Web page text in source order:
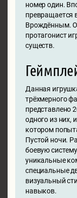
номер один.
превращается
Врождённым.
протагонист
существ.
Данная
трёхмерного
представлено
одного из них,
котором
Пустой ночи.
боевую
уникальные
специальные
визуальный
навыков.